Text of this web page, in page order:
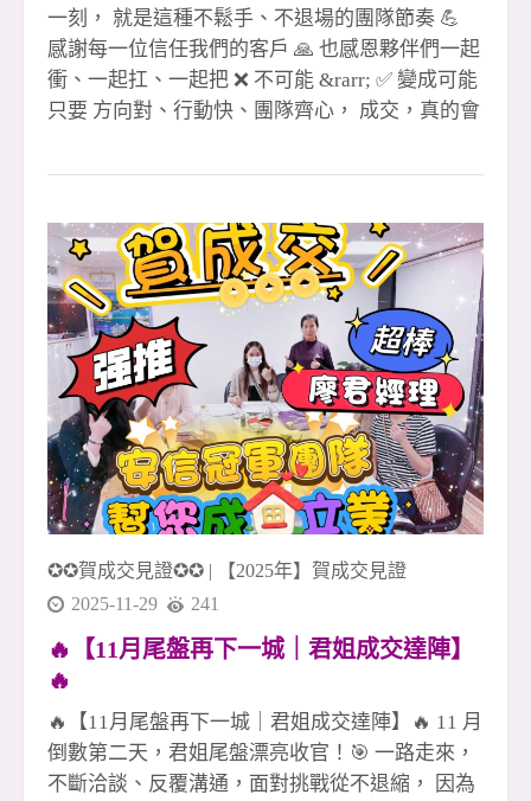
一刻， 就是這種不鬆手、不退場的團隊節奏 💪
感謝每一位信任我們的客戶 🙏 也感恩夥伴們一起
衝、一起扛、一起把 ❌ 不可能 &rarr; ✅ 變成可能
只要 方向對、行動快、團隊齊心， 成交，真的會
說話、用行動證明， 2025 收尾直接開加速， 未
成交夥伴 🔹 1 簽聯賣 👉 湘儀 🎉 👉
忠信協理（月 2 簽）🎉 🔹 2 簽 👉 尼克經理（全
炮）🎉 🔹 3 簽 👉 尼克經理 🎉 👉 聖
哲經理 🎉 🔹 4 簽聯賣 👉 玉華 🎉
👉 阿發 &amp; 孟豪 🎉（金城店） 🔹 5 簽聯賣
👉 小紅經理 &amp; 晶伊 🎉 👉 眉
如 🎉（領袖店） 🙌 特別感謝 🙏 聯賣重劃店 黃店
&amp; 湘儀 共創佳績
✪✪賀成交見證✪✪ |
【2025年】賀成交見證
2025-11-29
241
🔥【11月尾盤再下一城｜君姐成交達陣】
🔥
🔥【11月尾盤再下一城｜君姐成交達陣】🔥 11 月
倒數第二天，君姐尾盤漂亮收官！🎯 一路走來，
不斷洽談、反覆溝通，面對挑戰從不退縮， 因為